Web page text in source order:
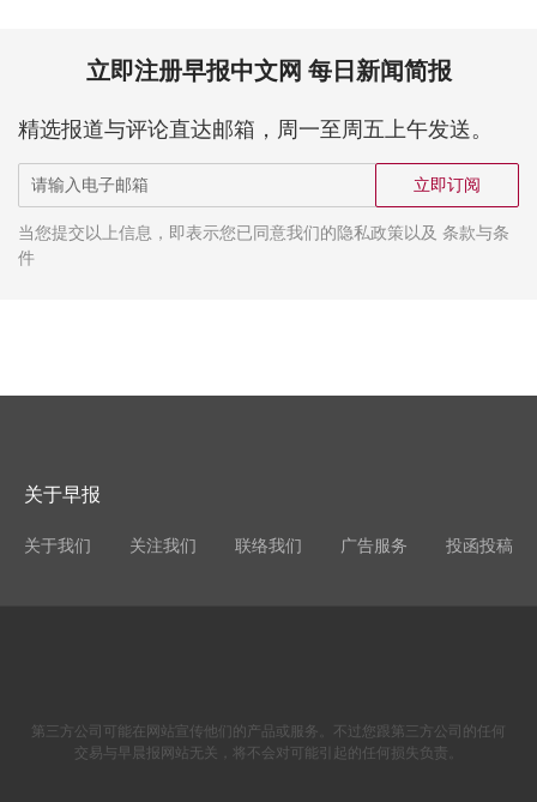
立即注册早报中文网 每日新闻简报
精选报道与评论直达邮箱，周一至周五上午发送。
立即订阅
当您提交以上信息，即表示您已同意我们的隐私政策以及 条款与条
件
关于早报
关于我们 关注我们 联络我们 广告服务 投函投稿
第三方公司可能在网站宣传他们的产品或服务。不过您跟第三方公司的任何
交易与早晨报网站无关，将不会对可能引起的任何损失负责。